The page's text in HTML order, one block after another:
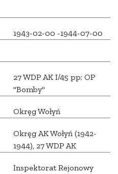
1943-02-00 -1944-07-00
27 WDP AK I/45 pp; OP
"Bomby"
Okręg Wołyń
Okręg AK Wołyń (1942-
1944), 27 WDP AK
Inspektorat Rejonowy